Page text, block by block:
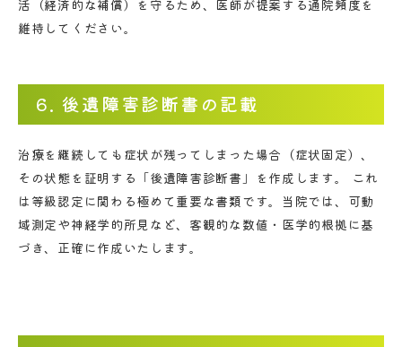
活（経済的な補償）を守るため、医師が提案する通院頻度を
維持してください。
6. 後遺障害診断書の記載
治療を継続しても症状が残ってしまった場合（症状固定）、
その状態を証明する「後遺障害診断書」を作成します。 これ
は等級認定に関わる極めて重要な書類です。当院では、可動
域測定や神経学的所見など、客観的な数値・医学的根拠に基
づき、正確に作成いたします。